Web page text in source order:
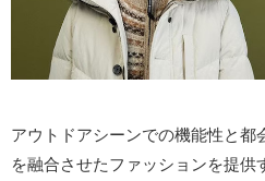
アウトドアシーンでの機能性と都
を融合させたファッションを提供